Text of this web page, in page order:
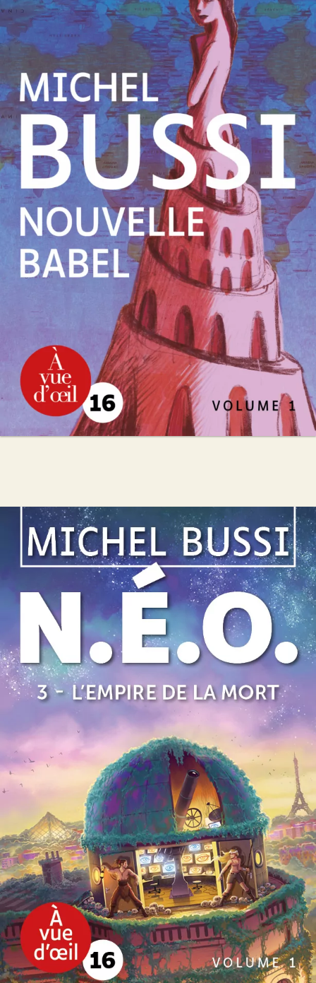
Nouvelle Babel
Michel Bussi
47€
N.É.O. 3 – L’Empire de la mort
Michel Bussi
54€